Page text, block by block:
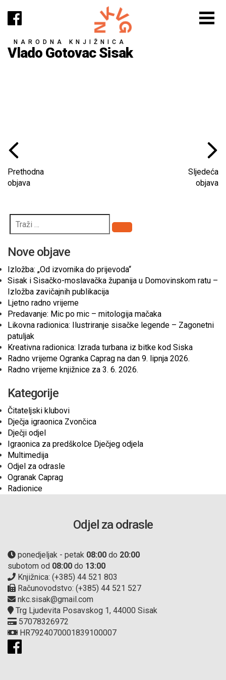
NARODNA KNJIŽNICA
Vlado Gotovac Sisak
Prethodna
objava
Sljedeća
objava
Pretraži
Nove objave
Izložba: „Od izvornika do prijevoda“
Sisak i Sisačko-moslavačka županija u Domovinskom ratu –
Izložba zavičajnih publikacija
Ljetno radno vrijeme
Predavanje: Mic po mic – mitologija mačaka
Likovna radionica: Ilustriranje sisačke legende – Zagonetni
patuljak
Kreativna radionica: Izrada turbana iz bitke kod Siska
Radno vrijeme Ogranka Caprag na dan 9. lipnja 2026.
Radno vrijeme knjižnice za 3. 6. 2026.
Kategorije
Čitateljski klubovi
Dječja igraonica Zvončica
Dječji odjel
Igraonica za predškolce Dječjeg odjela
Multimedija
Odjel za odrasle
Ogranak Caprag
Radionice
Odjel za odrasle
ponedjeljak - petak 08:00 do 20:00
subotom od 08:00 do 13:00
Knjižnica: (+385) 44 521 803
Računovodstvo: (+385) 44 521 527
nkc.sisak@gmail.com
Trg Ljudevita Posavskog 1, 44000 Sisak
57078326972
HR7924070001839100007